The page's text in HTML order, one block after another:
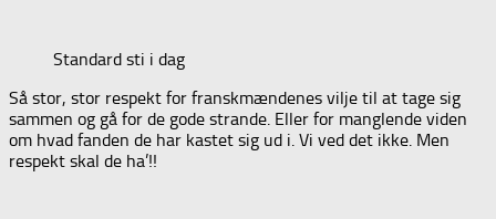
Standard sti i dag
Så stor, stor respekt for franskmændenes vilje til at tage sig
sammen og gå for de gode strande. Eller for manglende viden
om hvad fanden de har kastet sig ud i. Vi ved det ikke. Men
respekt skal de ha’!!